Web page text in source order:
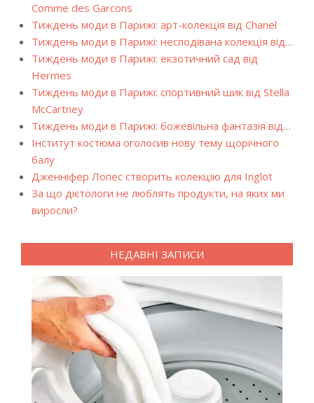
Comme des Garcons
Тиждень моди в Парижі: арт-колекція від Chanel
Тиждень моди в Парижі: несподівана колекція від…
Тиждень моди в Парижі: екзотичний сад від
Hermes
Тиждень моди в Парижі: спортивний шик від Stella
McCartney
Тиждень моди в Парижі: божевільна фантазія від…
Інститут костюма оголосив нову тему щорічного
балу
Дженніфер Лопес створить колекцію для Inglot
За що дієтологи не люблять продукти, на яких ми
виросли?
НЕДАВНІ ЗАПИСИ